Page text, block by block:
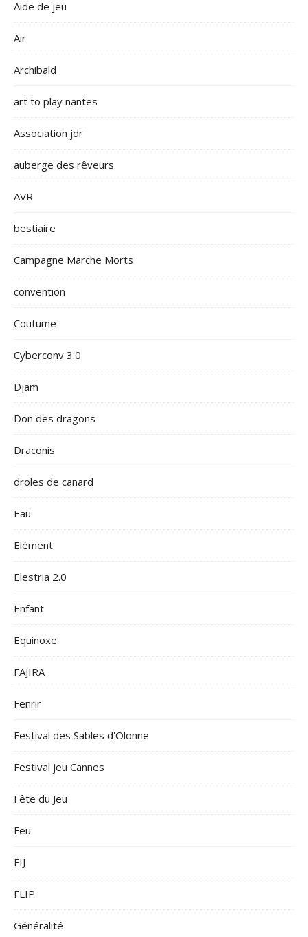
Aide de jeu
Air
Archibald
art to play nantes
Association jdr
auberge des rêveurs
AVR
bestiaire
Campagne Marche Morts
convention
Coutume
Cyberconv 3.0
Djam
Don des dragons
Draconis
droles de canard
Eau
Elément
Elestria 2.0
Enfant
Equinoxe
FAJIRA
Fenrir
Festival des Sables d'Olonne
Festival jeu Cannes
Fête du Jeu
Feu
FIJ
FLIP
Généralité